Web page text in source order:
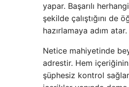
yapar. Başarılı
şekilde çalıştığını de
hazırlamaya adım atar.
Netice mahiyetinde
adrestir. Hem
şüphesiz kontrol